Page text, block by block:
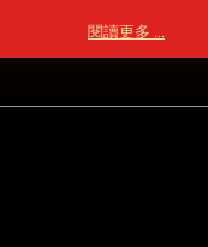
閱讀更多 ...